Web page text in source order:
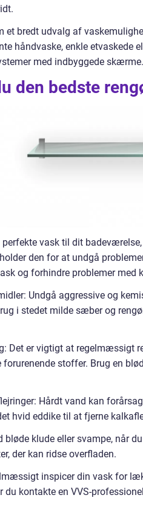
bredt udvalg af
håndvaske, enkle etvaskede
med indbyggede skærme.
den bedste
vask til dit
den for at undgå
og forhindre problemer med
Undgå aggressive og
i stedet milde sæber og
Det er vigtigt at regelmæssigt
stoffer. Brug en
Hårdt vand kan
hvid eddike til at fjerne
bløde klude eller svampe, når
der kan ridse overfladen.
inspicer din vask for
du kontakte en VVS-